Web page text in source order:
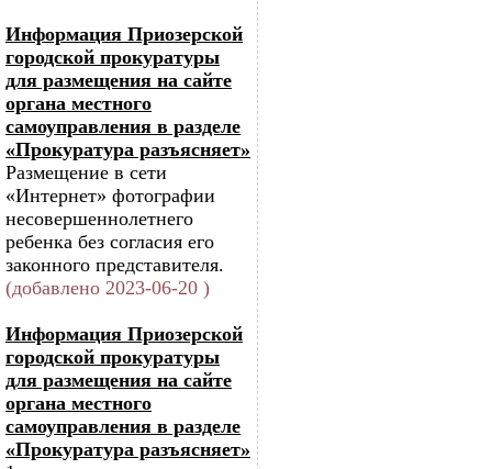
Информация Приозерской
городской прокуратуры
для размещения на сайте
органа местного
самоуправления в разделе
«Прокуратура разъясняет»
Размещение в сети
«Интернет» фотографии
несовершеннолетнего
ребенка без согласия его
законного представителя.
(добавлено 2023-06-20 )
Информация Приозерской
городской прокуратуры
для размещения на сайте
органа местного
самоуправления в разделе
«Прокуратура разъясняет»